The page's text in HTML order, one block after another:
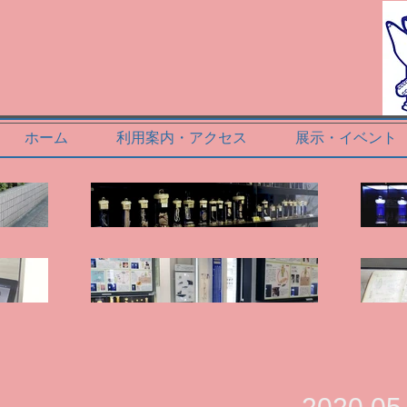
ホーム 利用案内・アクセス 展示・イベント